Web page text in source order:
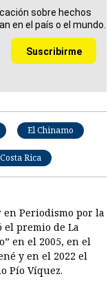
sobre hechos
en el país o el mundo.
El Chinamo
Rica
en Periodismo por la
el premio de La
en el 2005, en el
y en el 2022 el
Pío Víquez.